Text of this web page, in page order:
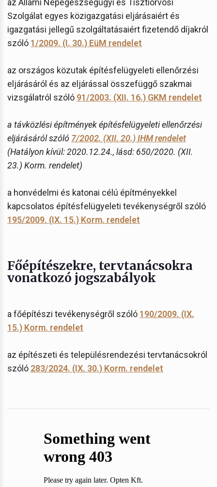
Szolgálat egyes közigazgatási eljárásaiért és
igazgatási jellegű szolgáltatásaiért fizetendő díjakról
szóló 1/2009. (I. 30.) EüM rendelet
az országos közutak építésfelügyeleti ellenőrzési
eljárásáról és az eljárással összefüggő szakmai
vizsgálatról szóló 91/2003. (XII. 16.) GKM rendelet
a távközlési építmények építésfelügyeleti ellenőrzési
eljárásáról szóló 7/2002. (XII. 20.) IHM rendelet
(Hatályon kívül: 2020.12.24., lásd: 650/2020. (XII.
23.) Korm. rendelet)
a honvédelmi és katonai célú építményekkel
kapcsolatos építésfelügyeleti tevékenységről szóló
195/2009. (IX. 15.) Korm. rendelet
Főépítészekre, tervtanácsokra
vonatkozó jogszabályok
a főépítészi tevékenységről szóló 190/2009. (IX.
15.) Korm. rendelet
az építészeti és településrendezési tervtanácsokról
szóló 283/2024. (IX. 30.) Korm. rendelet